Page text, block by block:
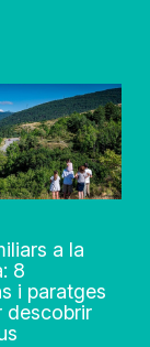
a la
8
i paratges
descobrir